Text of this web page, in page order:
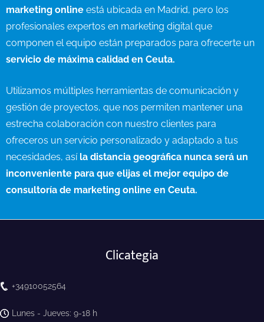
marketing online está ubicada en Madrid, pero los
profesionales expertos en marketing digital que
componen el equipo están preparados para ofrecerte un
servicio de máxima calidad en Ceuta.
Utilizamos múltiples herramientas de comunicación y
gestión de proyectos, que nos permiten mantener una
estrecha colaboración con nuestro clientes para
ofreceros un servicio personalizado y adaptado a tus
necesidades, así la distancia geográfica nunca será un
inconveniente para que elijas el mejor equipo de
consultoría de marketing online en Ceuta.
Clicategia
+34910052564
Lunes - Jueves: 9-18 h